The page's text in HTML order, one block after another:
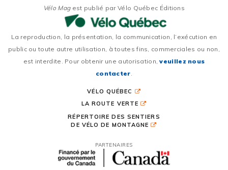
Vélo Magest publié par Vélo Québec Éditions
La reproduction, la présentation, la communication, l’exécution en
public ou toute autre utilisation, à toutes fins, commerciales ou non,
est interdite. Pour obtenir une autorisation,veuillez nous
contacter.
VÉLO QUÉBEC
LA ROUTE VERTE
RÉPERTOIRE DES SENTIERS
DE VÉLO DE MONTAGNE
PARTENAIRES